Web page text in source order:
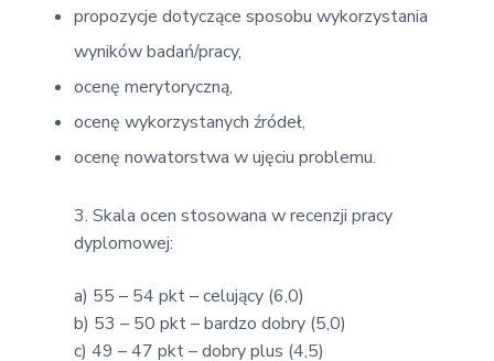
propozycje dotyczące sposobu wykorzystania
wyników badań/pracy,
ocenę merytoryczną,
ocenę wykorzystanych źródeł,
ocenę nowatorstwa w ujęciu problemu.
3. Skala ocen stosowana w recenzji pracy
dyplomowej:
a) 55 – 54 pkt – celujący (6,0)
b) 53 – 50 pkt – bardzo dobry (5,0)
c) 49 – 47 pkt – dobry plus (4,5)